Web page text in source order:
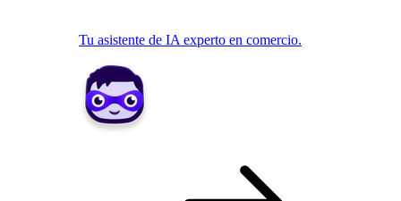
Tu asistente de IA experto en comercio.